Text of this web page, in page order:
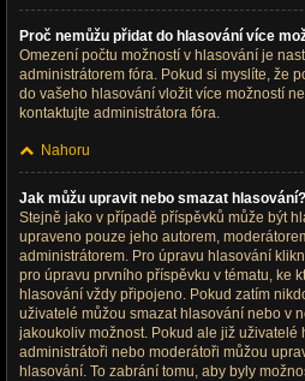
Proč nemůžu přidat do hlasování více
Omezení počtu možností v hlasování je
administrátorem fóra. Pokud si myslíte, že
do vašeho hlasování vložit více možností
kontaktujte administrátora fóra.
Nahoru
Jak můžu upravit nebo smazat hlasování?
Stejně jako v případě příspěvků může být
upraveno pouze jeho autorem,
administrátorem. Pro úpravu hlasování
pro úpravu prvního příspěvku v tématu, ke
hlasování vždy připojeno. Pokud zatím
uživatelé můžou smazat hlasování nebo v
jakoukoliv možnost. Pokud ale již uživatelé
administrátoři nebo moderátoři můžou
hlasování. To zabrání tomu, aby byly